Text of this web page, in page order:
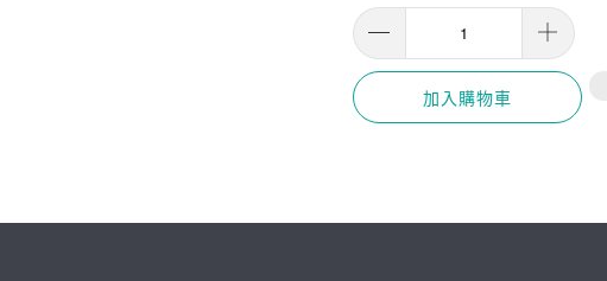
加入購物車